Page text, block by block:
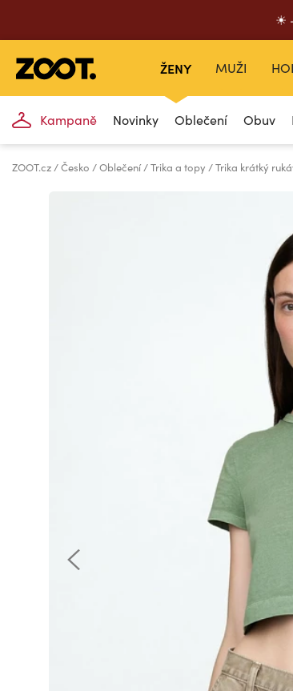
☀
ŽENY
Kampaně Novinky Oblečení Obuv
MUŽI
ZOOT.cz Česko Oblečení Trika a topy Trika krátký